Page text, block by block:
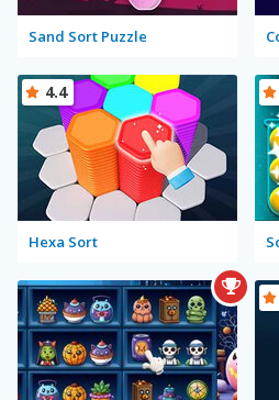
Sand Sort Puzzle
Hexa Sort
4.4